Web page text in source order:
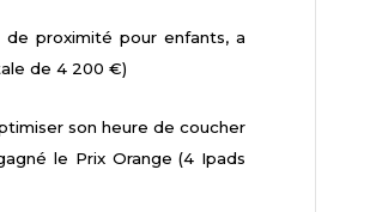
de proximité pour enfants, a
de 4 200 €)
son heure de coucher
le Prix Orange (4 Ipads